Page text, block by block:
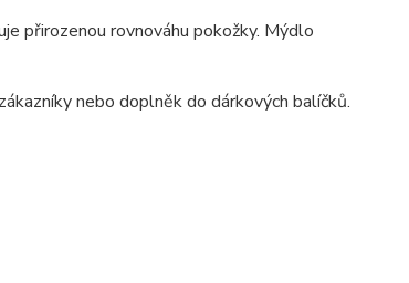
přirozenou rovnováhu pokožky. Mýdlo
nebo doplněk do dárkových balíčků.